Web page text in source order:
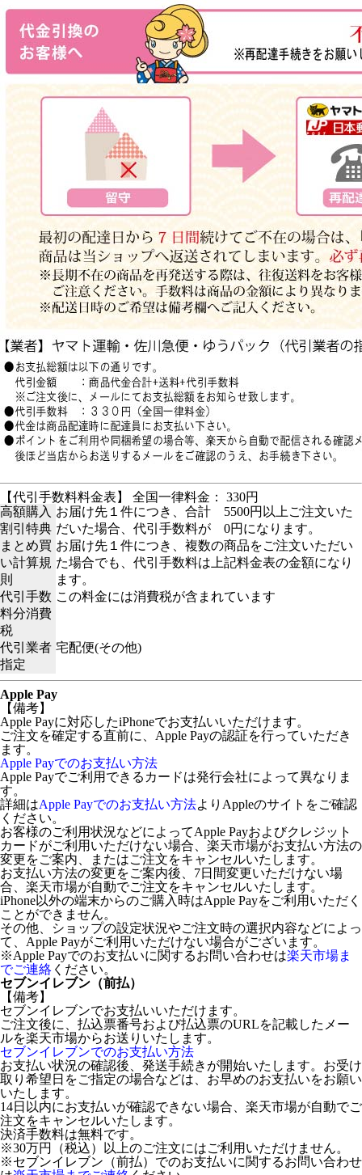
【代引手数料料金表】 全国一律料金： 330円
高額購入
割引特典
お届け先１件につき、合計 5500円以上ご注文いた
だいた場合、代引手数料が 0円になります。
まとめ買
い計算規
則
お届け先１件につき、複数の商品をご注文いただい
た場合でも、代引手数料は上記料金表の金額になり
ます。
代引手数
料分消費
税
この料金には消費税が含まれています
代引業者
指定
宅配便(その他)
Apple Pay
【備考】
Apple Payに対応したiPhoneでお支払いいただけます。
ご注文を確定する直前に、Apple Payの認証を行っていただき
ます。
Apple Payでのお支払い方法
Apple Payでご利用できるカードは発行会社によって異なりま
す。
詳細はApple Payでのお支払い方法よりAppleのサイトをご確認
ください。
お客様のご利用状況などによってApple Payおよびクレジット
カードがご利用いただけない場合、楽天市場がお支払い方法の
変更をご案内、またはご注文をキャンセルいたします。
お支払い方法の変更をご案内後、7日間変更いただけない場
合、楽天市場が自動でご注文をキャンセルいたします。
iPhone以外の端末からのご購入時はApple Payをご利用いただく
ことができません。
その他、ショップの設定状況やご注文時の選択内容などによっ
て、Apple Payがご利用いただけない場合がございます。
※Apple Payでのお支払いに関するお問い合わせは楽天市場ま
でご連絡 ください。
セブンイレブン（前払）
【備考】
セブンイレブンでお支払いいただけます。
ご注文後に、払込票番号および払込票のURLを記載したメー
ルを楽天市場からお送りいたします。
セブンイレブンでのお支払い方法
お支払い状況の確認後、発送手続きが開始いたします。お受け
取り希望日をご指定の場合などは、お早めのお支払いをお願い
いたします。
14日以内にお支払いが確認できない場合、楽天市場が自動でご
注文をキャンセルいたします。
決済手数料は無料です。
※30万円（税込）以上のご注文にはご利用いただけません。
※セブンイレブン（前払）でのお支払いに関するお問い合わせ